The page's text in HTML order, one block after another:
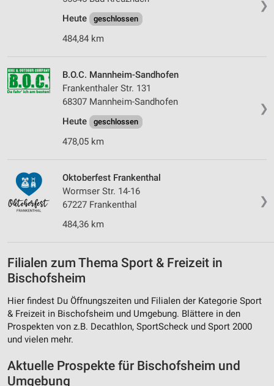
❯
Heute
geschlossen
484,84 km
❯
B.O.C. Mannheim-Sandhofen
Frankenthaler Str. 131
68307 Mannheim-Sandhofen
Heute
geschlossen
478,05 km
❯
Oktoberfest Frankenthal
Wormser Str. 14-16
67227 Frankenthal
484,36 km
Filialen zum Thema Sport & Freizeit in
Bischofsheim
Hier findest Du Öffnungszeiten und Filialen der Kategorie Sport
& Freizeit in Bischofsheim und Umgebung. Blättere in den
Prospekten von z.B. Decathlon, SportScheck und Sport 2000
und vielen mehr.
Aktuelle Prospekte für Bischofsheim und
Umgebung